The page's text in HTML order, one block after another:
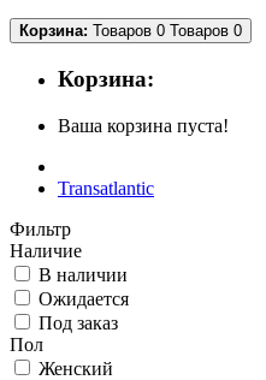
Корзина: Товаров 0 Товаров 0
Корзина:
Ваша корзина пуста!
Transatlantic
Фильтр
Наличие
В наличии
Ожидается
Под заказ
Пол
Женский